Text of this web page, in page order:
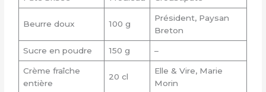
Beurre doux 100 g
Président, Paysan
Breton
Sucre en poudre 150 g –
Crème fraîche
entière
20 cl
Elle & Vire, Marie
Morin